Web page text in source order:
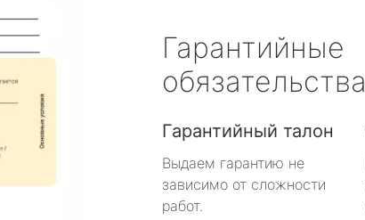
Гарантийные
обязательства
Гарантийный талон
Выдаем гарантию не
зависимо от сложности
работ.